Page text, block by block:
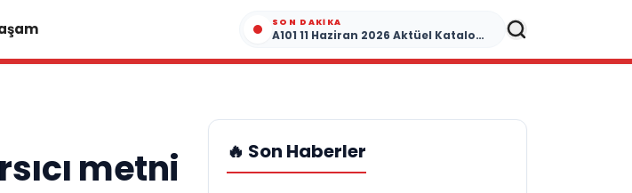
SON DAKIKA
A101 11 Haziran 2026 Aktüel Kataloğu: Yazın Enerjisini Yükselten İndirimler Burada!
metni
🔥 Son Haberler